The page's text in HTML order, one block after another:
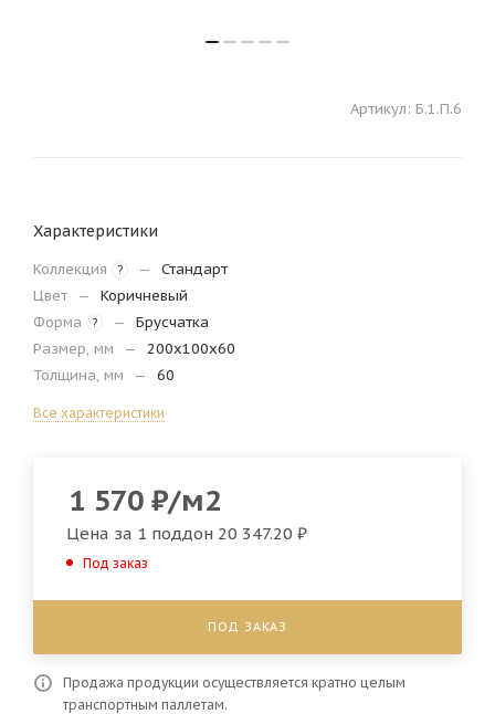
Артикул: Б.1.П.6
Характеристики
Коллекция ? —
Стандарт
Цвет
—
Коричневый
Форма
? —
Брусчатка
Размер, мм
—
200х100х60
Толщина, мм
— 60
Все характеристики
1 570 ₽/м2
Цена за 1 поддон 20 347.20 ₽
Под заказ
ПОД ЗАКАЗ
Продажа продукции осуществляется кратно целым
транспортным паллетам.